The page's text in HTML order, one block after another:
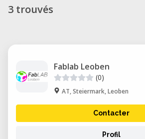
3 trouvés
Fablab Leoben
(0)
AT, Steiermark, Leoben
Contacter
Profil